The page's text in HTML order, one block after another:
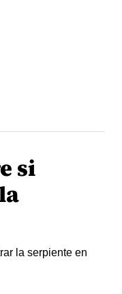
si
la serpiente en